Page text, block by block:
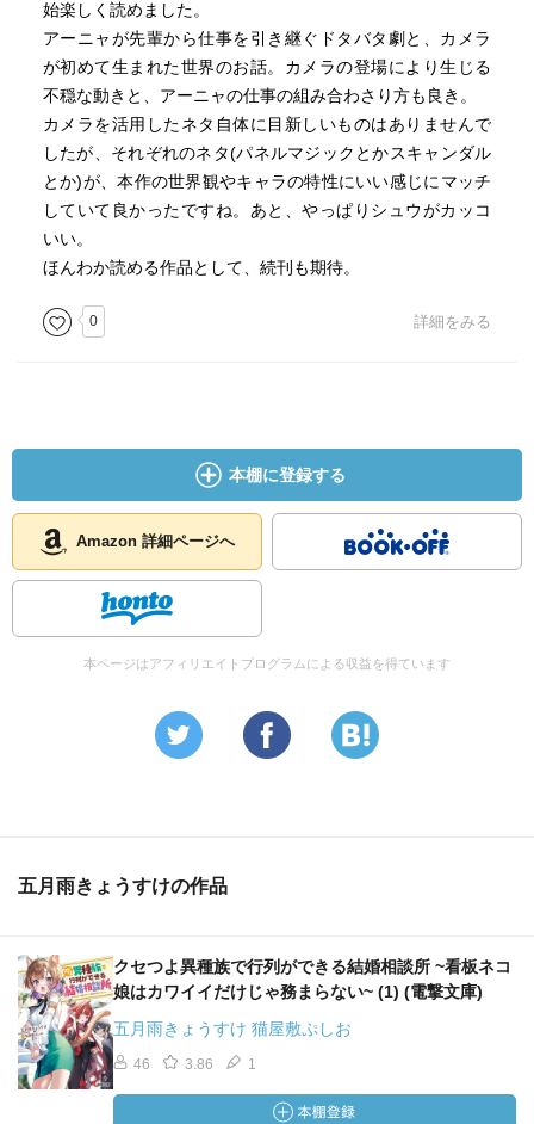
始楽しく読めました。
アーニャが先輩から仕事を引き継ぐドタバタ劇と、カメラ
が初めて生まれた世界のお話。カメラの登場により生じる
不穏な動きと、アーニャの仕事の組み合わさり方も良き。
カメラを活用したネタ自体に目新しいものはありませんで
したが、それぞれのネタ(パネルマジックとかスキャンダル
とか)が、本作の世界観やキャラの特性にいい感じにマッチ
していて良かったですね。あと、やっぱりシュウがカッコ
いい。
ほんわか読める作品として、続刊も期待。
0 詳細をみる
本棚に登録する
Amazon 詳細ページへ
本ページはアフィリエイトプログラムによる収益を得ています
五月雨きょうすけの作品
クセつよ異種族で行列ができる結婚相談所 ~看板ネコ
娘はカワイイだけじゃ務まらない~ (1) (電撃文庫)
五月雨きょうすけ 猫屋敷ぷしお
46 3.86 1